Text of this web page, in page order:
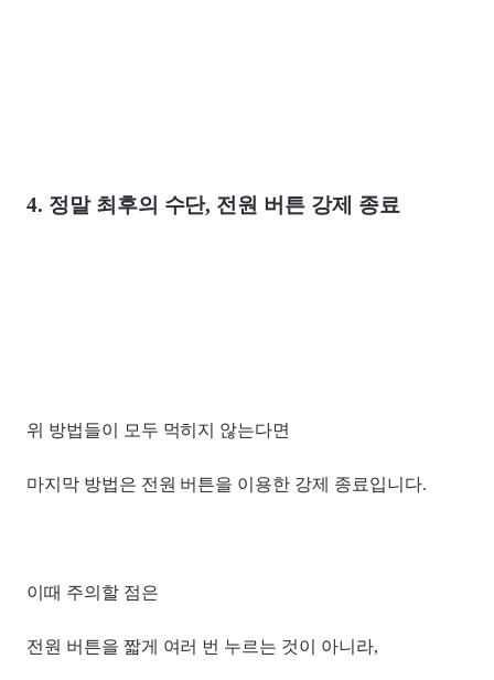
4. 정말 최후의 수단, 전원 버튼 강제 종료
위 방법들이 모두 먹히지 않는다면
마지막 방법은 전원 버튼을 이용한 강제 종료입니다.
이때 주의할 점은
전원 버튼을 짧게 여러 번 누르는 것이 아니라,